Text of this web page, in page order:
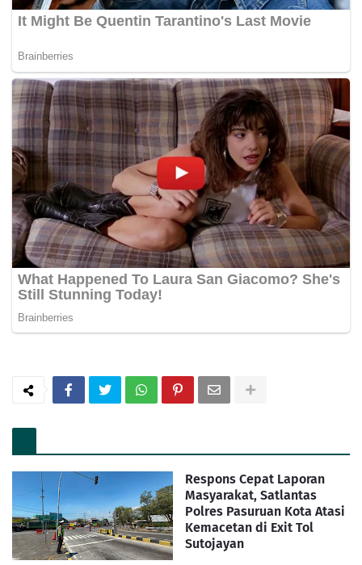
Respons Cepat Laporan
Masyarakat, Satlantas
Polres Pasuruan Kota Atasi
Kemacetan di Exit Tol
Sutojayan